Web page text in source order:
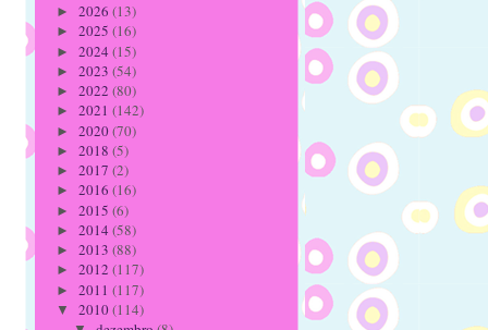
► 2026 (13)
► 2025 (16)
► 2024 (15)
► 2023 (54)
► 2022 (80)
► 2021 (142)
► 2020(70)
► 2018 (5)
► 2017 (2)
► 2016 (16)
► 2015 (6)
► 2014 (58)
► 2013 (88)
► 2012 (117)
► 2011 (117)
▼ 2010(114)